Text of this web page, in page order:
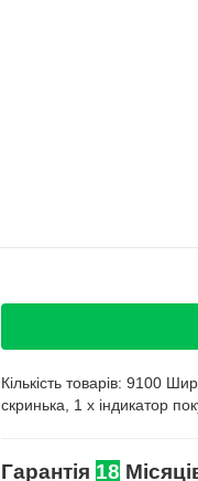
Кількість товарів: 9100
скринька, 1 x індикатор
Гарантія 18